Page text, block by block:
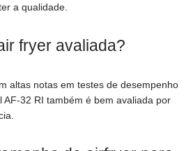
a qualidade.
fryer avaliada?
altas notas em testes de desempenho
AF-32 RI também é bem avaliada por